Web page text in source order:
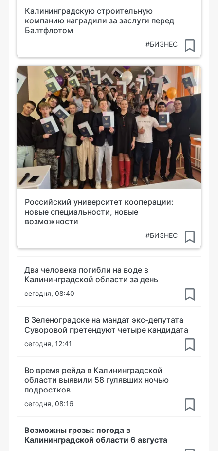
Калининградскую строительную
компанию наградили за заслуги перед
Балтфлотом
#БИЗНЕС
Российский университет кооперации:
новые специальности, новые
возможности
#БИЗНЕС
Два человека погибли на воде в
Калининградской области за день
сегодня, 08:40
В Зеленоградске на мандат экс-депутата
Суворовой претендуют четыре кандидата
сегодня, 12:41
Во время рейда в Калининградской
области выявили 58 гулявших ночью
подростков
сегодня, 08:16
Возможны грозы: погода в
Калининградской области 6 августа